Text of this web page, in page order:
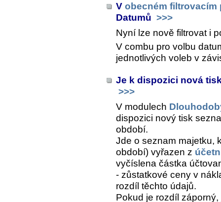
V obecném filtrovacím
Datumů >>>
Nyní lze nově filtrovat i
V combu pro volbu
jednotlivých voleb v
Je k dispozici nová
>>>
V modulech
dispozici nový tisk
období.
Jde o seznam majetku,
období) vyřazen z
vyčíslena částka
- zůstatkové ceny v
rozdíl těchto údajů.
Pokud je rozdíl